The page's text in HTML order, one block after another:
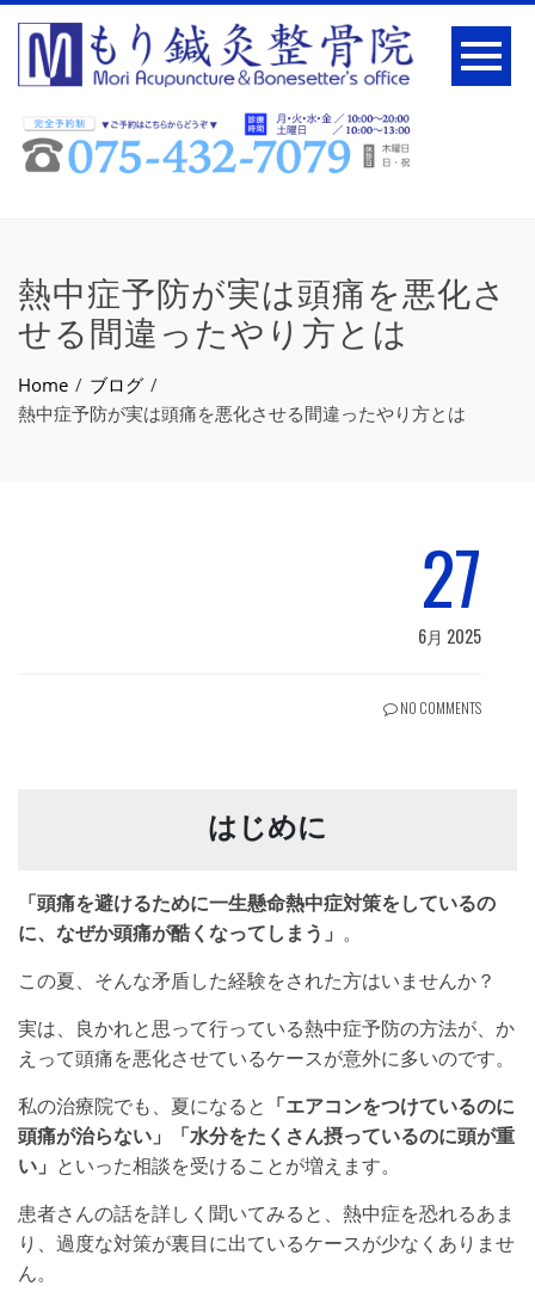
熱中症予防が実は頭痛を悪化さ
せる間違ったやり方とは
Home
ブログ
熱中症予防が実は頭痛を悪化させる間違ったやり方とは
27
6月 2025
NO COMMENTS
はじめに
「頭痛を避けるために一生懸命熱中症対策をしているの
に、なぜか頭痛が酷くなってしまう」 。
この夏、そんな矛盾した経験をされた方はいませんか？
実は、良かれと思って行っている熱中症予防の方法が、か
えって頭痛を悪化させているケースが意外に多いのです。
私の治療院でも、夏になると 「エアコンをつけているのに
頭痛が治らない」「水分をたくさん摂っているのに頭が重
い」 といった相談を受けることが増えます。
患者さんの話を詳しく聞いてみると、熱中症を恐れるあま
り、過度な対策が裏目に出ているケースが少なくありませ
ん。